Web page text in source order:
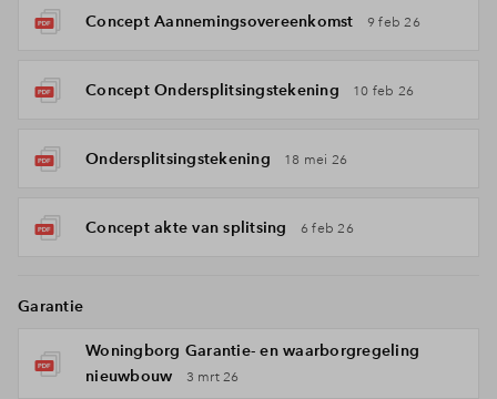
Concept Aannemingsovereenkomst 9 feb 26
Concept Ondersplitsingstekening 10 feb 26
Ondersplitsingstekening 18 mei 26
Concept akte van splitsing 6 feb 26
Garantie
Woningborg Garantie- en waarborgregeling
nieuwbouw
3 mrt 26